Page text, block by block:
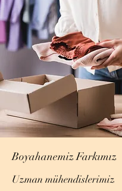
Boyahanemiz Farkımız
Uzman mühendislerimiz